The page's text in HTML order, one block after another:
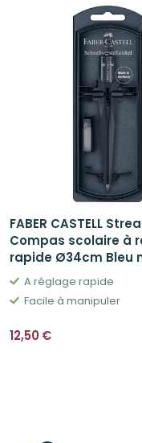
FABER CASTELL
Compas scolaire à
rapide Ø34cm Bleu
A réglage rapide
Facile à manipuler
12,50€